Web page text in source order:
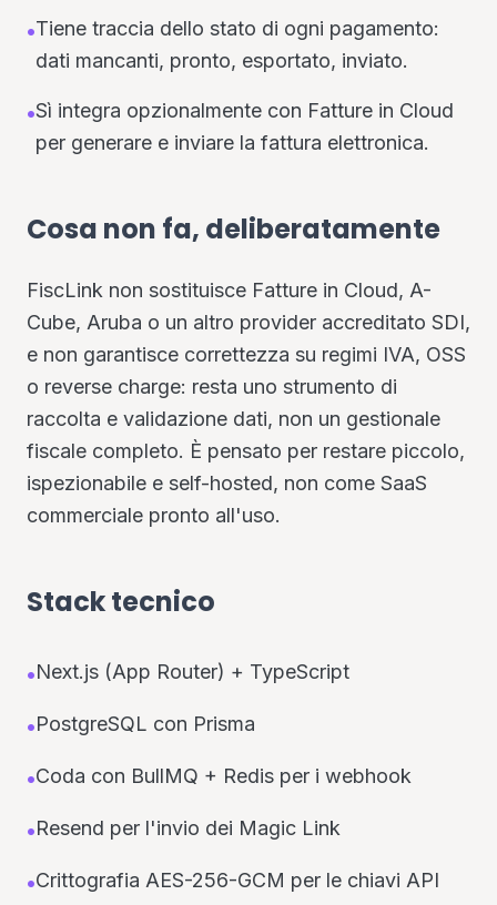
•Tiene traccia dello stato di ogni pagamento:
dati mancanti, pronto, esportato, inviato.
•Sì integra opzionalmente con Fatture in Cloud
per generare e inviare la fattura elettronica.
Cosa non fa, deliberatamente
FiscLink non sostituisce Fatture in Cloud, A-
Cube, Aruba o un altro provider accreditato SDI,
e non garantisce correttezza su regimi IVA, OSS
o reverse charge: resta uno strumento di
raccolta e validazione dati, non un gestionale
fiscale completo. È pensato per restare piccolo,
ispezionabile e self-hosted, non come SaaS
commerciale pronto all'uso.
Stack tecnico
•Next.js (App Router) + TypeScript
•PostgreSQL con Prisma
•Coda con BullMQ + Redis per i webhook
•Resend per l'invio dei Magic Link
•Crittografia AES-256-GCM per le chiavi API